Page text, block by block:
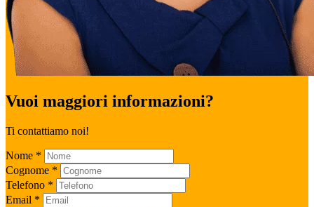
Vuoi maggiori informazioni?
Ti contattiamo noi!
Nome *
Cognome *
Telefono *
Email *